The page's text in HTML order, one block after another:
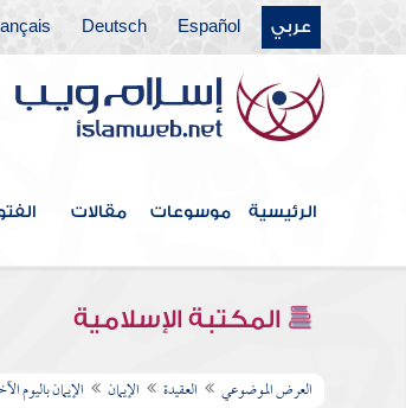
عربي Español
Deutsch
الرئيسية موسوعات مقالات
المكتبة الإسلامية
العرض الموضوعي العقيدة الإيمان الإيمان باليوم